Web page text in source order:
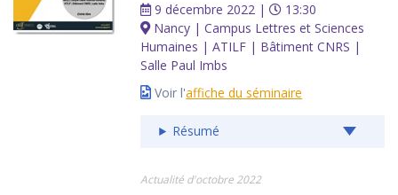
9 décembre 2022 |
13:30
Nancy | Campus Lettres et Sciences
Humaines | ATILF | Bâtiment CNRS |
Salle Paul Imbs
Voir l'affiche du séminaire
Résumé
Actualité d'octobre 2022